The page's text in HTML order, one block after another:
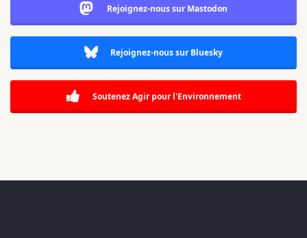
Rejoignez-nous sur Mastodon
Rejoignez-nous sur Bluesky
Soutenez Agir pour l'Environnement